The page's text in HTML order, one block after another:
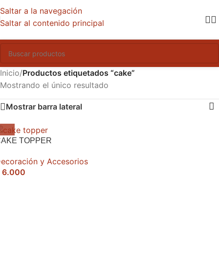
Saltar a la navegación
Saltar al contenido principal
Inicio/Productos etiquetados “cake”
Mostrando el único resultado
Mostrar barra lateral
TOPPER
y Accesorios
6.000